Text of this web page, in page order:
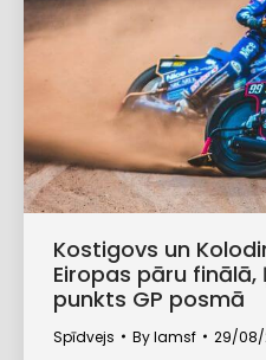
Kostigovs un
Eiropas pāru
punkts GP posmā
Spīdvejs Bylamsf 29/08/